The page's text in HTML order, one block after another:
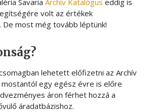
volt az értékek
most még tovább léptünk!
lehetett előfizetni az Archív
egy egész évre is előre
áron férhet hozzá a
áradatbázishoz.